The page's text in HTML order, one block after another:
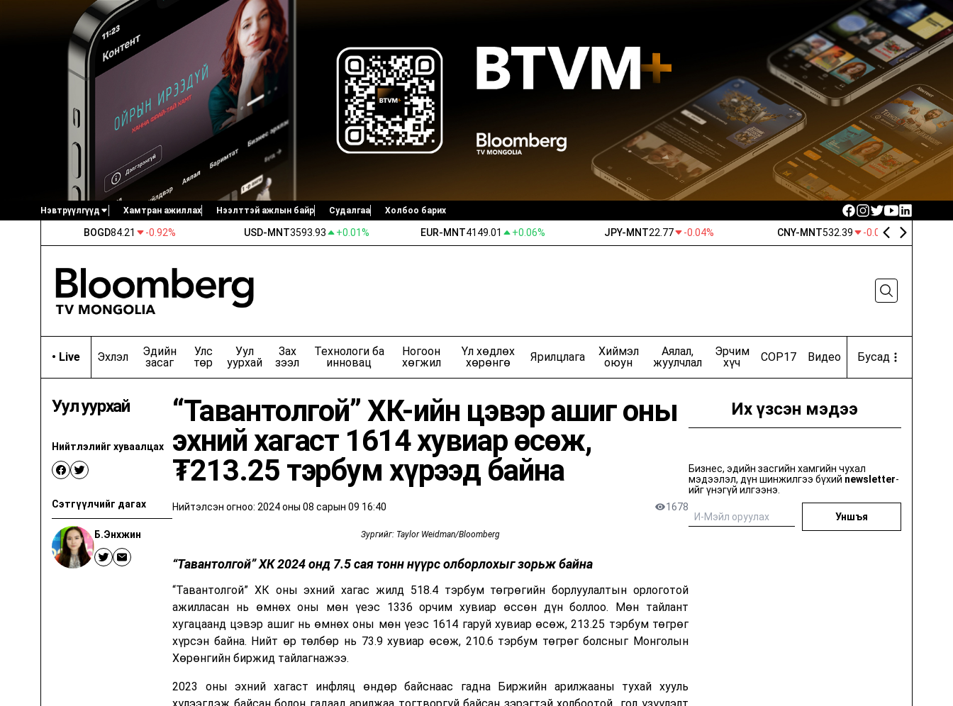
Нэвтрүүлгүүд Хамтран ажиллах Нээлттэй ажлын байр Судалгаа Холбоо барих
Бизнес аялал
Хийц JOBS | Ирээдүйн ажил мэргэжил Эдийн Засагчдын Клуб Exclusively
Орчуулгын нэвтрүүлгүүд
Goldman Sachs Хотын шийдэл Хөрөнгө оруулагчид Цахиурын хөндийгөөс цааш
Дэвид Рубенштэйний шоу Түүхийн шилдэг 10 Ухаалаг мөнгө Хувцас загварын бизнес
Гоо сайхны бизнес Трампын эзэнт гүрэн Getting Warmer
Эмили Чаны Шоу Дэлхийг бүтээсэн эрхмүүд
Технологийн гайхамшиг Ойрын ирээдүй Тусгал
Wall Street Week
Биднийг сошиал сувгууд дээр дагаарай
BOGD84.21 -0.92% USD-MNT3593.93 +0.01% EUR-MNT4149.01 +0.06% JPY-MNT22.77 -0.04% CNY-MNT532.39 -0.03%
• Live Эхлэл
Эдийн
засаг
Улс
төр
Уул
уурхай
Зах
зээл
Технологи ба
инновац
Ногоон
хөгжил
Үл хөдлөх
хөрөнгө
Ярилцлага
Хиймэл
оюун
Аялал,
жуулчлал
Эрчим
хүч
COP17 Видео Бусад
Уул уурхай
Нийтлэлийг хуваалцах
Сэтгүүлчийг дагах
Б.Энхжин
“Тавантолгой” ХК-ийн цэвэр ашиг оны
эхний хагаст 1614 хувиар өсөж,
₮213.25 тэрбум хүрээд байна
Нийтэлсэн огноо: 2024 оны 08 сарын 09 16:40 1678
Зургийг: Taylor Weidman/Bloomberg
“Тавантолгой” ХК 2024 онд 7.5 сая тонн нүүрс олборлохыг зорьж байна
“Тавантолгой” ХК оны эхний хагас жилд 518.4 тэрбум төгрөгийн борлуулалтын орлоготой
ажилласан нь өмнөх оны мөн үеэс 1336 орчим хувиар өссөн дүн боллоо. Мөн тайлант
хугацаанд цэвэр ашиг нь өмнөх оны мөн үеэс 1614 гаруй хувиар өсөж, 213.25 тэрбум төгрөг
хүрсэн байна. Нийт өр төлбөр нь 73.9 хувиар өсөж, 210.6 тэрбум төгрөг болсныг Монголын
Хөрөнгийн биржид тайлагнажээ.
2023 оны эхний хагаст инфляц өндөр байснаас гадна Биржийн арилжааны тухай хууль
Их үзсэн мэдээ
Бизнес, эдийн засгийн хамгийн чухал
мэдээлэл, дүн шинжилгээ бүхий newsletter-
ийг үнэгүй илгээнэ.
Уншъя